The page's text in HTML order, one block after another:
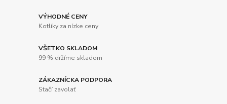
VÝHODNÉ CENY
Kotlíky za nízke ceny
VŠETKO SKLADOM
99 % držíme skladom
ZÁKAZNÍCKA PODPORA
Stačí zavolať